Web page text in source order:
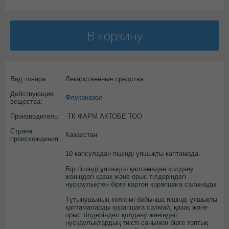
В корзину
Вид товара:
Лекарственные средства
Действующие
вещества:
Флуконазол
Производитель:
-ТК ФАРМ АКТОБЕ ТОО
Страна
происхождения:
Казахстан
10 капсуладан пішінді ұяшықты каптамада.
Бір пішінді ұяшықты қаптамадан қолдану
жөніндегі қазақ және орыс тілдеріндегі
нұсқаулықпен бірге картон қорапшаға салынады.
Тұтынушының келісімі бойынша пішінді ұяшықты
қаптамаларды қорапшаға салмай, қазақ және
орыс тілдеріндегі қолдану жөніндегі
нұсқаулықтардың тиісті санымен бірге топтық